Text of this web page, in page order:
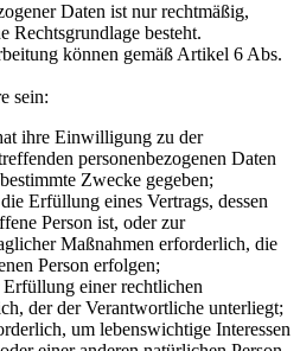
Daten ist nur rechtmäßig,
Rechtsgrundlage besteht.
können gemäß Artikel 6 Abs.
sein:
ihre Einwilligung zu der
personenbezogenen Daten
Zwecke gegeben;
Erfüllung eines Vertrags, dessen
Person ist, oder zur
Maßnahmen erforderlich, die
Person erfolgen;
einer rechtlichen
der der Verantwortliche unterliegt;
um lebenswichtige Interessen